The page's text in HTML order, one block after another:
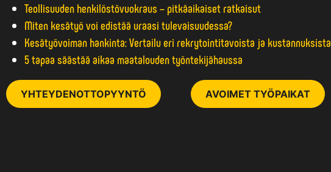
Teollisuuden henkilöstövuokraus – pitkäaikaiset ratkaisut
Miten kesätyö voi edistää uraasi tulevaisuudessa?
Kesätyövoiman hankinta: Vertailu eri rekrytointitavoista ja kustannuksista
5 tapaa säästää aikaa maatalouden työntekijähaussa
YHTEYDENOTTOPYYNTÖ AVOIMET TYÖPAIKAT